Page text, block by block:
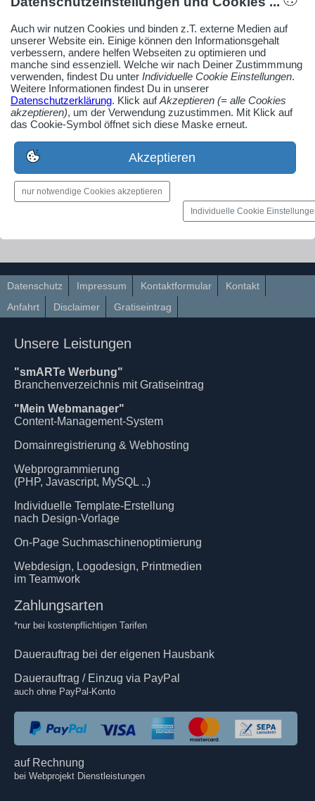
Immobilien |
Immobilienmakler
Schorndorf
Gmünder Str. 57
73614 Schorndorf
Immobilienmakler Schorndorf, Rems-
Murr-Kreis
Firmenprofil aufrufen
AdSense smARTe Pinnwandvorschau aktivieren
Datenschutz Impressum Kontaktformular
Kontakt
Anfahrt
Disclaimer Gratiseintrag
Unsere Leistungen
"smARTe Werbung"
Branchenverzeichnis mit Gratiseintrag
"Mein Webmanager"
Content-Management-System
Domainregistrierung & Webhosting
Webprogrammierung
(PHP, Javascript, MySQL ..)
Individuelle Template-Erstellung
nach Design-Vorlage
On-Page Suchmaschinenoptimierung
Webdesign, Logodesign, Printmedien
im Teamwork
Zahlungsarten
*nur bei kostenpflichtigen Tarifen
Dauerauftrag bei der eigenen Hausbank
Dauerauftrag / Einzug via PayPal
auch ohne PayPal-Konto
auf Rechnung
bei Webprojekt Dienstleistungen
Auch wir nutzen Cookies und binden z.T. externe Medien auf
unserer Website ein. Einige können den Informationsgehalt
verbessern, andere helfen Webseiten zu optimieren und
manche sind essenziell. Welche wir nach Deiner Zustimmmung
verwenden, findest Du unter Individuelle Cookie Einstellungen.
Weitere Informationen findest Du in unserer
Datenschutzerklärung. Klick aufAkzeptieren (= alle Cookies
akzeptieren), um der Verwendung zuzustimmen. Mit Klick auf
das Cookie-Symbol öffnet sich diese Maske erneut.
Akzeptieren
nur notwendige Cookies akzeptieren
Individuelle Cookie